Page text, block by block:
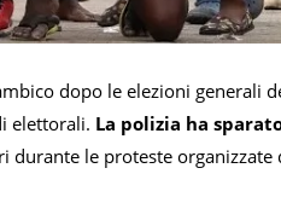
dopo le elezioni
elettorali. La polizia ha
le proteste organizzate